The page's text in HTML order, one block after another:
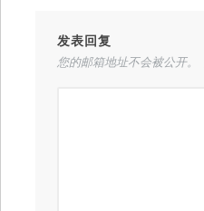
发表回复
您的邮箱地址不会被公开。